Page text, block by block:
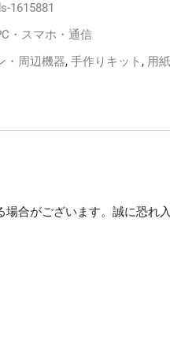
1615881
・スマホ・通信
・周辺機器, 手作りキット , 用紙
合がございます。誠に恐れ